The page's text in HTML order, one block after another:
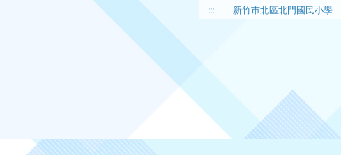
::: 新竹市北區北門國民小學